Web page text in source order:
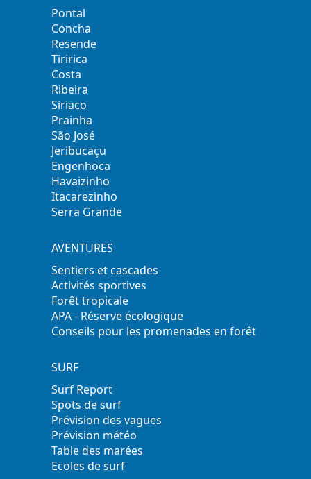
Pontal
Concha
Resende
Tiririca
Costa
Ribeira
Siriaco
Prainha
São José
Jeribucaçu
Engenhoca
Havaizinho
Itacarezinho
Serra Grande
AVENTURES
Sentiers et cascades
Activités sportives
Forêt tropicale
APA - Réserve écologique
Conseils pour les promenades en forêt
SURF
Surf Report
Spots de surf
Prévision des vagues
Prévision météo
Table des marées
Ecoles de surf